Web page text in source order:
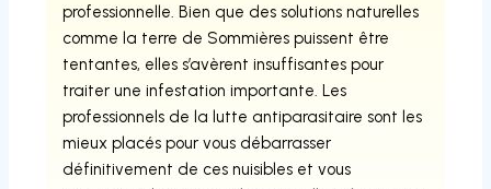
professionnelle. Bien que des solutions naturelles
comme la terre de Sommières puissent être
tentantes, elles s’avèrent insuffisantes pour
traiter une infestation importante. Les
professionnels de la lutte antiparasitaire sont les
mieux placés pour vous débarrasser
définitivement de ces nuisibles et vous